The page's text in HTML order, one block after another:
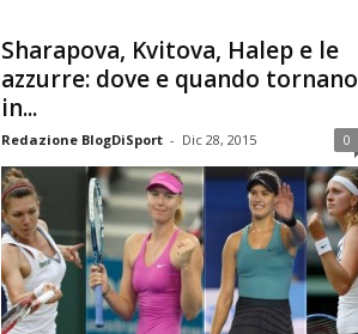
Sharapova, Kvitova, Halep e le
azzurre: dove e quando tornano
in...
Redazione BlogDiSport - Dic 28, 2015 0